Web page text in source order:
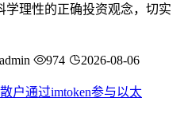
学理性的正确投资观念，切实
974 2026-08-06